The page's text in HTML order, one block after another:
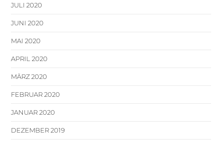
JULI 2020
JUNI 2020
MAI 2020
APRIL 2020
MÄRZ 2020
FEBRUAR 2020
JANUAR 2020
DEZEMBER 2019